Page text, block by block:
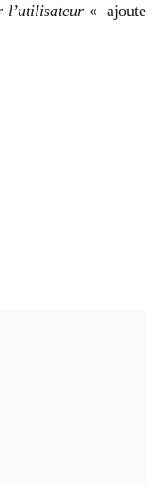
l’utilisateur« ajoute